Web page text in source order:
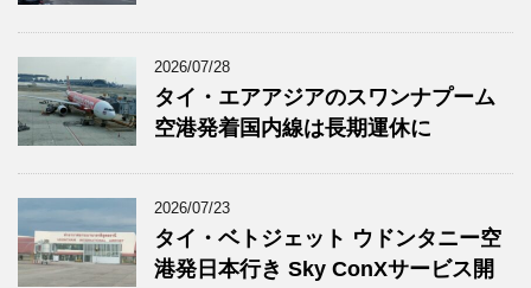
2026/07/28
タイ・エアアジアのスワンナプーム
空港発着国内線は長期運休に
2026/07/23
タイ・ベトジェット ウドンタニー空
港発日本行き Sky ConXサービス開